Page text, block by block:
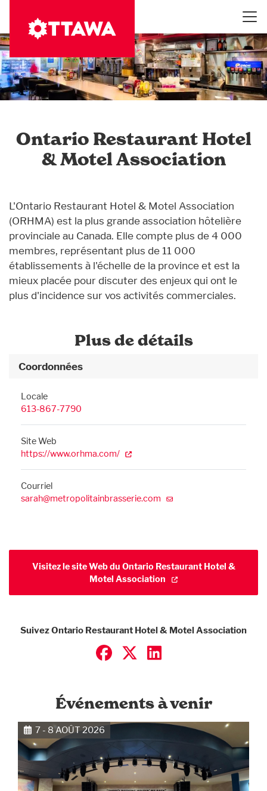
contenu
principal
Ontario Restaurant Hotel
& Motel Association
Visitez le site Web du Ontario Restaurant Hotel &
Motel Association
Suivez Ontario Restaurant Hotel & Motel Association
L'Ontario Restaurant Hotel & Motel Association
(ORHMA) est la plus grande association hôtelière
provinciale au Canada. Elle compte plus de 4 000
membres, représentant plus de 11 000
établissements à l'échelle de la province et est la
mieux placée pour discuter des enjeux qui ont le
plus d'incidence sur vos activités commerciales.
Plus de détails
Coordonnées
Locale
613-867-7790
Site Web
https://www.orhma.com/
Courriel
sarah@metropolitainbrasserie.com
Événements à venir
7 - 8 AOÛT 2026